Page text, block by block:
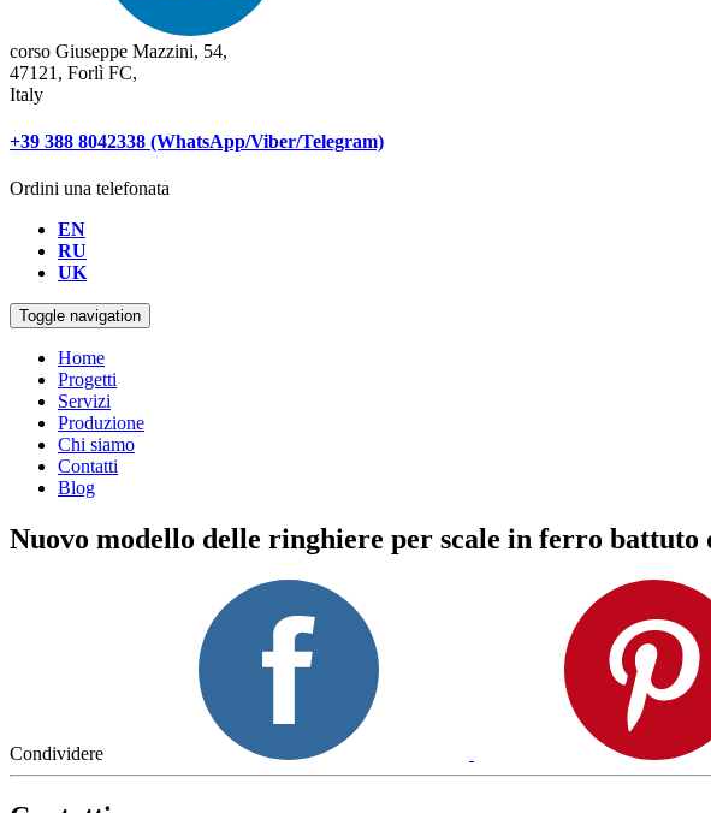
corso Giuseppe Mazzini, 54,
47121, Forlì FC,
Italy
+39 388 8042338 (WhatsApp/Viber/Telegram)
Ordini una telefonata
EN
RU
UK
Toggle navigation
Home
Progetti
Servizi
Produzione
Chi siamo
Contatti
Blog
Nuovo modello delle ringhiere per scale in ferro
Condividere